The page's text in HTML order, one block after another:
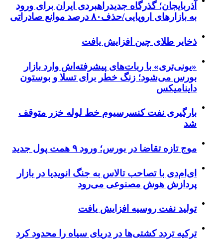
آذربایجان؛ گذرگاه جدیدراهبردی ایران برای ورود
به بازارهای اروپایی/حذف۸۰ درصد موانع صادراتی
ذخایر طلای چین افزایش یافت
«یونی‌تری» با ربات‌های پیشرفته‌اش وارد بازار
بورس می‌شود؛ زنگ خطر برای تسلا و بوستون
داینامیکس
بارگیری نفت کنسرسیوم خط لوله خزر متوقف
شد
موج تازه تقاضا در بورس؛ ورود ۹ همت پول جدید
ای‌ام‌دی با تصاحب تالاس به جنگ انویدیا در بازار
پردازش هوش مصنوعی می‌رود
تولید نفت روسیه افزایش یافت
ترکیه تردد کشتی‌ها در دریای سیاه را محدود کرد